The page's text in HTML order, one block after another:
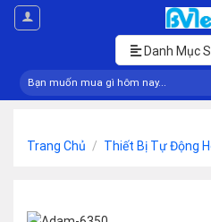
Skip
Danh Mục
Tìm
kiếm:
Trang Chủ / Thiết Bị Tự Động